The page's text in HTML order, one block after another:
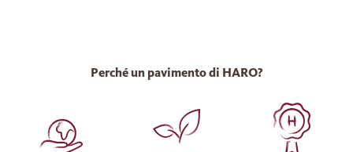
Perché un pavimento di HARO?